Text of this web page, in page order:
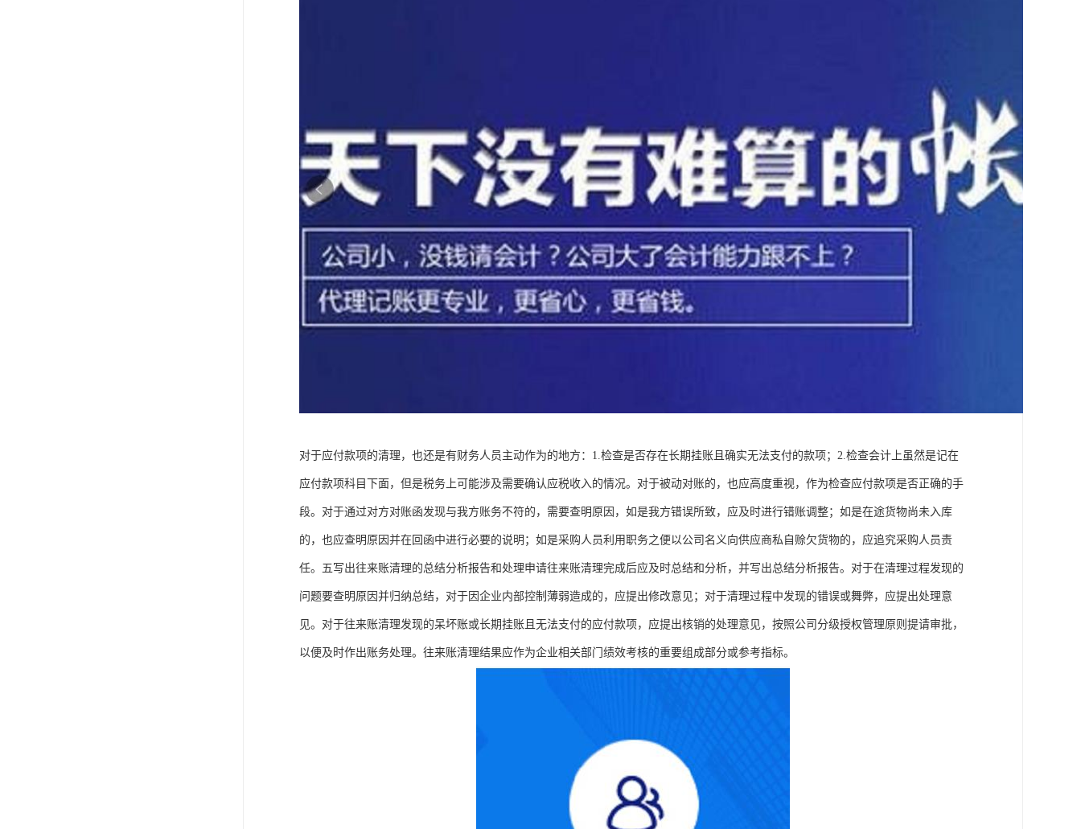
对于应付款项的清理，也还是有财务人员主动作为的地方：1.检查是否存在长期挂账且确实无法支付的款项；2.检查会计上虽然是记在
应付款项科目下面，但是税务上可能涉及需要确认应税收入的情况。对于被动对账的，也应高度重视，作为检查应付款项是否正确的手
段。对于通过对方对账函发现与我方账务不符的，需要查明原因，如是我方错误所致，应及时进行错账调整；如是在途货物尚未入库
的，也应查明原因并在回函中进行必要的说明；如是采购人员利用职务之便以公司名义向供应商私自赊欠货物的，应追究采购人员责
任。五写出往来账清理的总结分析报告和处理申请往来账清理完成后应及时总结和分析，并写出总结分析报告。对于在清理过程发现的
问题要查明原因并归纳总结，对于因企业内部控制薄弱造成的，应提出修改意见；对于清理过程中发现的错误或舞弊，应提出处理意
见。对于往来账清理发现的呆坏账或长期挂账且无法支付的应付款项，应提出核销的处理意见，按照公司分级授权管理原则提请审批，
以便及时作出账务处理。往来账清理结果应作为企业相关部门绩效考核的重要组成部分或参考指标。